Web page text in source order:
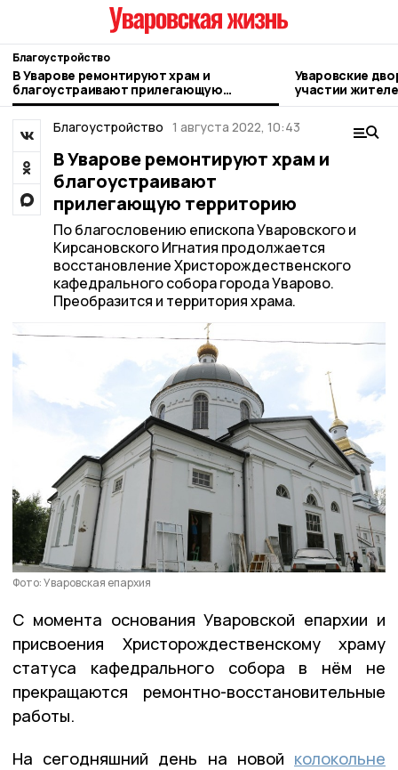
Благоустройство
В Уварове ремонтируют храм и
благоустраивают прилегающую
территорию
Уваровские
участии
Благоустройство 1 августа 2022, 10:43
В Уварове ремонтируют храм и
благоустраивают
прилегающую территорию
По благословению епископа Уваровского и
Кирсановского Игнатия продолжается
восстановление Христорождественского
кафедрального собора города Уварово.
Преобразится и территория храма.
Фото: Уваровская епархия
С момента основания Уваровской епархии и
присвоения Христорождественскому храму
статуса кафедрального собора в нём не
прекращаются ремонтно-восстановительные
работы.
На сегодняшний день на новой колокольне